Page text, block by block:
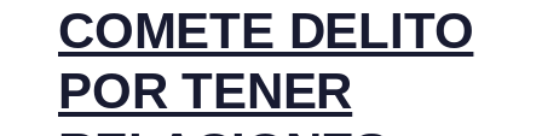
COMETE DELITO
POR TENER